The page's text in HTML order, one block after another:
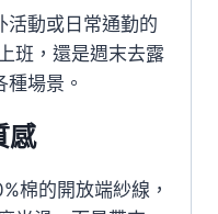
活動或日常通勤的
班，還是週末去露
場景。
感
棉的開放端紗線，